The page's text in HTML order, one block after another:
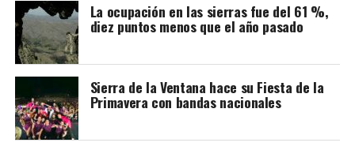
Cabe recordar que la refuncionalización del Mercado
Municipal incluye modificaciones en la plaza, a fin de
lograr una mancomunión entre los dos espacios y que el
paseo vuelva a tener vida.
La nota que presentaron los vecinos:
La ocupación en las sierras fue del 61 %,
diez puntos menos que el año pasado
Sierra de la Ventana hace su Fiesta de la
Primavera con bandas nacionales